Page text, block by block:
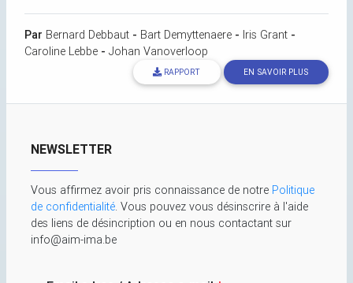
Par Bernard Debbaut - Bart Demyttenaere - Iris Grant -
Caroline Lebbe - Johan Vanoverloop
RAPPORT EN SAVOIR PLUS
NEWSLETTER
Vous affirmez avoir pris connaissance de notre Politique
de confidentialité. Vous pouvez vous désinscrire à l'aide
des liens de désincription ou en nous contactant sur
info@aim-ima.be